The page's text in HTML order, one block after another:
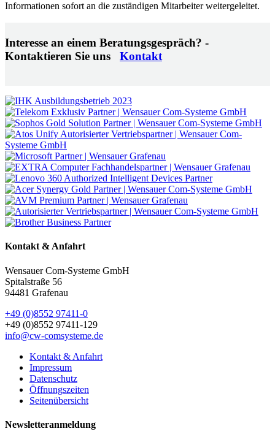
Informationen sofort an die zuständigen Mitarbeiter weitergeleitet.
Interesse an einem Beratungsgespräch? -
Kontaktieren Sie uns Kontakt
Kontakt & Anfahrt
Wensauer Com-Systeme GmbH
Spitalstraße 56
94481 Grafenau
+49 (0)8552 97411-0
+49 (0)8552 97411-129
info@cw-comsysteme.de
Kontakt & Anfahrt
Impressum
Datenschutz
Öffnungszeiten
Seitenübersicht
Newsletteranmeldung